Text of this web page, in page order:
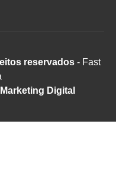
reservados- Fast
Digital